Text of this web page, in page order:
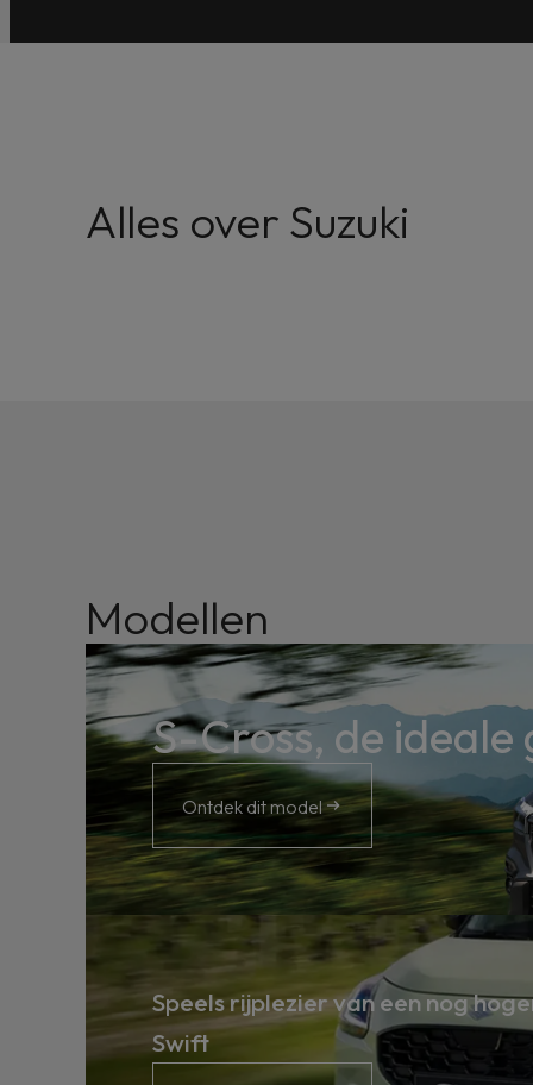
Alles over Suzuki
Configureer de e VITARA
Modellen
S-Cross, de ideale
Ontdek dit model
Speels rijplezier van een nog
Swift